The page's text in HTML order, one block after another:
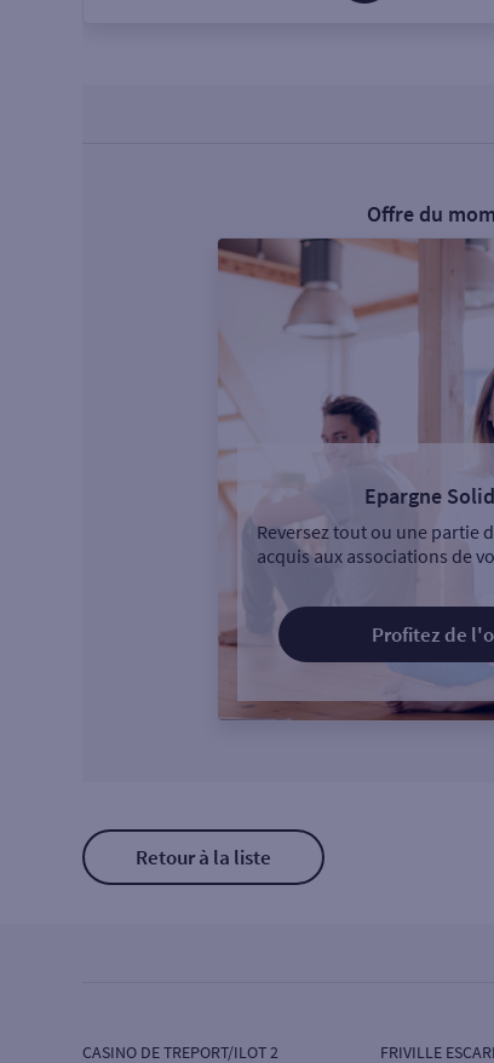
Offre du
Epargne
Reversez tout ou une partie
acquis aux associations de
Profitez de
Retour à la liste
CASINO DE TREPORT/ILOT 2 FRIVILLE